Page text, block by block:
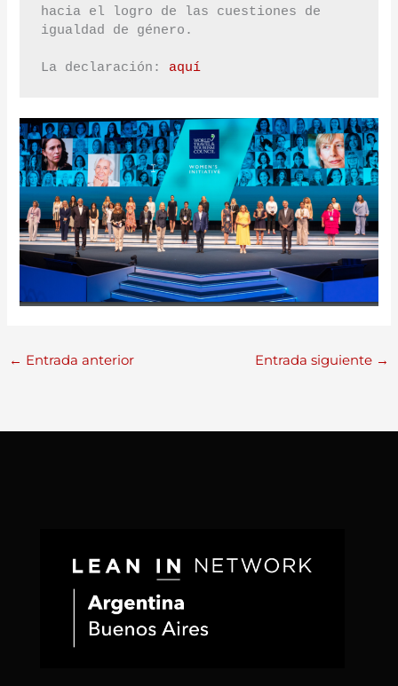
hacia el logro de las cuestiones de
igualdad de género.
La declaración: aquí
← Entrada anterior Entrada siguiente →